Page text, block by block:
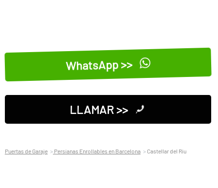
WhatsApp >>
LLAMAR >>
Puertas de Garaje Persianas Enrollables en Barcelona Castellar del Riu